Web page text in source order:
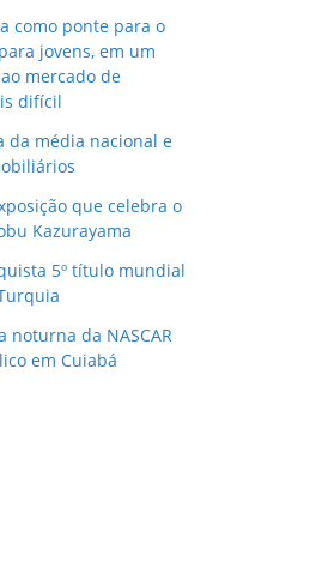
como ponte para o
jovens, em um
mercado de
difícil
da média nacional e
que celebra o
Kazurayama
5º título mundial
noturna da NASCAR
em Cuiabá